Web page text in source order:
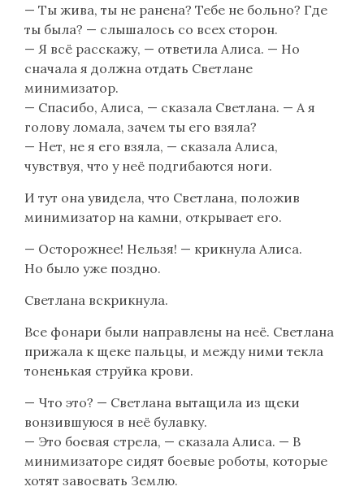
— Ты жива, ты не ранена? Тебе не больно? Где
ты была? — слышалось со всех сторон.
— Я всё расскажу, — ответила Алиса. — Но
сначала я должна отдать Светлане
минимизатор.
— Спасибо, Алиса, — сказала Светлана. — А я
голову ломала, зачем ты его взяла?
— Нет, не я его взяла, — сказала Алиса,
чувствуя, что у неё подгибаются ноги.
И тут она увидела, что Светлана, положив
минимизатор на камни, открывает его.
— Осторожнее! Нельзя! — крикнула Алиса.
Но было уже поздно.
Светлана вскрикнула.
Все фонари были направлены на неё. Светлана
прижала к щеке пальцы, и между ними текла
тоненькая струйка крови.
— Что это? — Светлана вытащила из щеки
вонзившуюся в неё булавку.
— Это боевая стрела, — сказала Алиса. — В
минимизаторе сидят боевые роботы, которые
хотят завоевать Землю.